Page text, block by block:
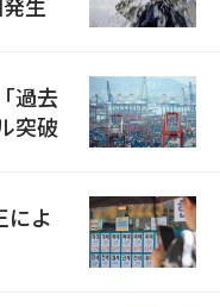
過去
突破
によ